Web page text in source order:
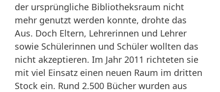
der ursprüngliche Bibliotheksraum nicht
mehr genutzt werden konnte, drohte das
Aus. Doch Eltern, Lehrerinnen und Lehrer
sowie Schülerinnen und Schüler wollten das
nicht akzeptieren. Im Jahr 2011 richteten sie
mit viel Einsatz einen neuen Raum im dritten
Stock ein. Rund 2.500 Bücher wurden aus